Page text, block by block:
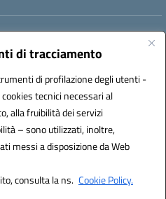
di tracciamento
di profilazione degli utenti -
tecnici necessari al
alla fruibilità dei servizi
– sono utilizzati, inoltre,
messi a disposizione da Web
consulta la ns. Cookie Policy.
by 3D Solution S.r.l.
by Designers Italia